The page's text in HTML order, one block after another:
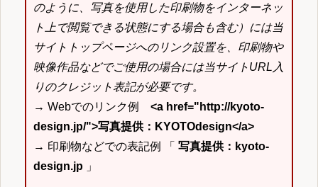
のように、写真を使用した印刷物をインターネッ
ト上で閲覧できる状態にする場合も含む）には当
サイトトップページへのリンク設置を、印刷物や
映像作品などでご使用の場合には当サイトURL入
りのクレジット表記が必要です。
→ Webでのリンク例 <a href="http://kyoto-
design.jp/">写真提供：KYOTOdesign</a>
→ 印刷物などでの表記例 「 写真提供：kyoto-
design.jp 」